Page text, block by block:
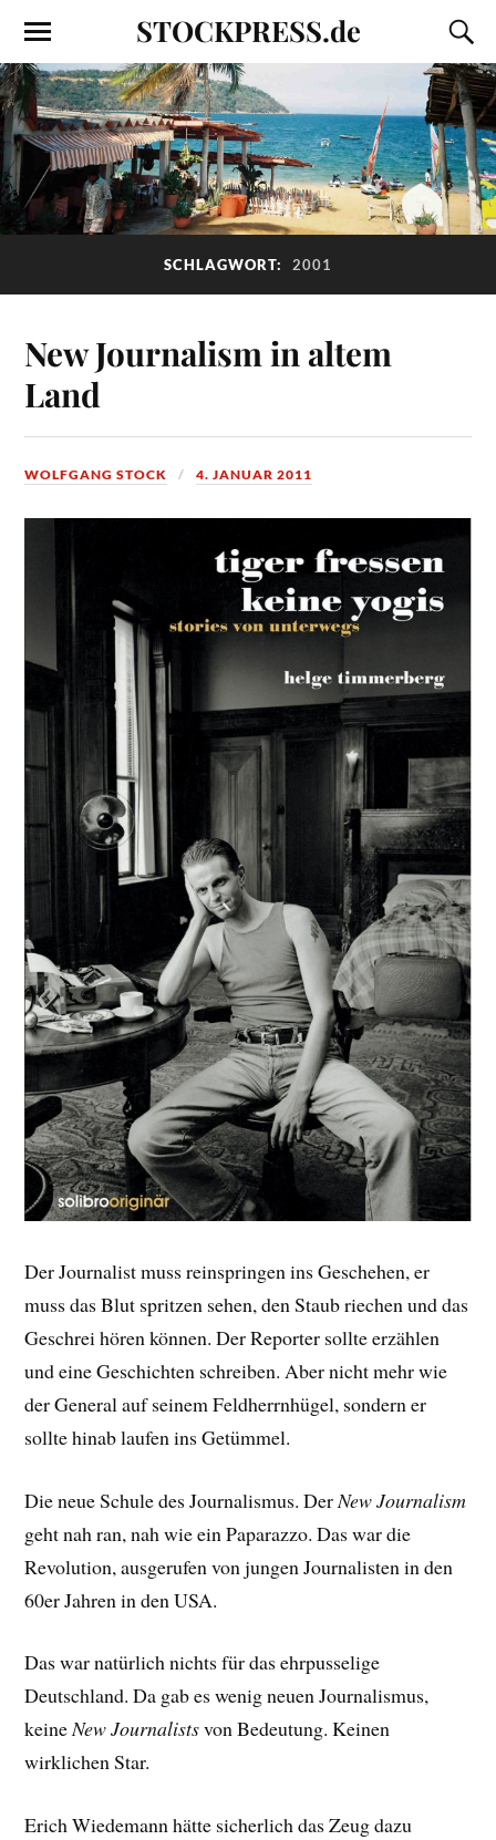
STOCKPRESS.de
SCHLAGWORT: 2001
New Journalism in altem
Land
WOLFGANG STOCK 4. JANUAR 2011
Der Journalist muss reinspringen ins Geschehen, er
muss das Blut spritzen sehen, den Staub riechen und das
Geschrei hören können. Der Reporter sollte erzählen
und eine Geschichten schreiben. Aber nicht mehr wie
der General auf seinem Feldherrnhügel, sondern er
sollte hinab laufen ins Getümmel.
Die neue Schule des Journalismus. Der New Journalism
geht nah ran, nah wie ein Paparazzo. Das war die
Revolution, ausgerufen von jungen Journalisten in den
60er Jahren in den USA.
Das war natürlich nichts für das ehrpusselige
Deutschland. Da gab es wenig neuen Journalismus,
keineNew Journalistsvon Bedeutung. Keinen
wirklichen Star.
Erich Wiedemann hätte sicherlich das Zeug dazu